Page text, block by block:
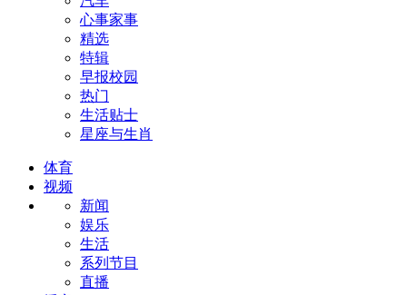
心事家事
精选
特辑
早报校园
热门
生活贴士
星座与生肖
体育
视频
新闻
娱乐
生活
系列节目
直播